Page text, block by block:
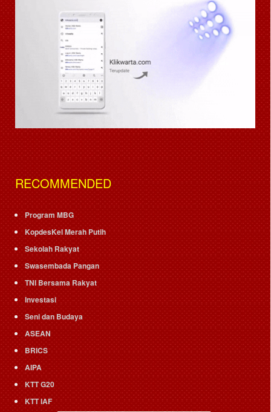
RECOMMENDED
Program MBG
KopdesKel Merah Putih
Sekolah Rakyat
Swasembada Pangan
TNI Bersama Rakyat
Investasi
Seni dan Budaya
ASEAN
BRICS
AIPA
KTT G20
KTT IAF